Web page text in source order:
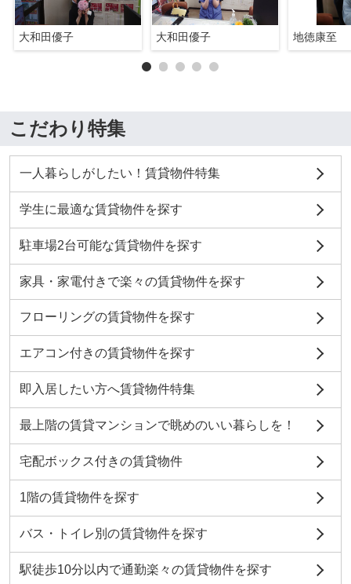
大和田優子 大和田優子 地徳康至
こだわり特集
一人暮らしがしたい！賃貸物件特集
学生に最適な賃貸物件を探す
駐車場2台可能な賃貸物件を探す
家具・家電付きで楽々の賃貸物件を探す
フローリングの賃貸物件を探す
エアコン付きの賃貸物件を探す
即入居したい方へ賃貸物件特集
最上階の賃貸マンションで眺めのいい暮らしを！
宅配ボックス付きの賃貸物件
1階の賃貸物件を探す
バス・トイレ別の賃貸物件を探す
駅徒歩10分以内で通勤楽々の賃貸物件を探す